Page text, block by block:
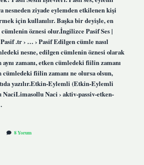
nesneden ziyade eylemden etkilenen kişi
için kullanılır. Başka bir deyişle, en
öznesi olur.İngilizce Pasif Ses |
.tr › … › Pasif Edilgen cümle nasıl
nesne, edilgen cümlenin öznesi olarak
zamanı, etken cümledeki fiilin zamanı
cümledeki fiilin zamanı ne olursa olsun,
yazılır.Etkin-Eylemli (Etkin-Eylemli
Naci › aktiv-passiv-etken-
8 Yorum